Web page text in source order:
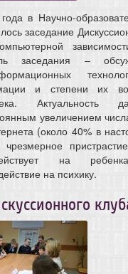
в Научно-
заседание
заседания –
и степени их
Актуальность
увеличением
(около 40% в
на
на психику.